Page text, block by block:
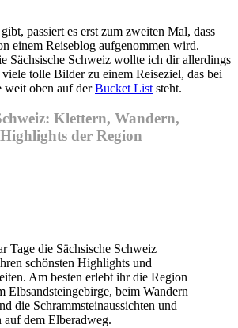
passiert es erst zum zweiten Mal, dass
einem Reiseblog aufgenommen wird.
Sächsische Schweiz wollte ich dir allerdings
tolle Bilder zu einem Reiseziel, das bei
weit oben auf derBucket List steht.
Klettern, Wandern,
der Region
Tage die Sächsische Schweiz
schönsten Highlights und
Am besten erlebt ihr die Region
Elbsandsteingebirge, beim Wandern
die Schrammsteinaussichten und
auf dem Elberadweg.